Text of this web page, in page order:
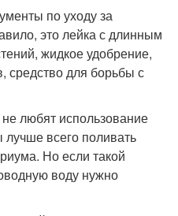
по уходу за
это лейка с длинным
жидкое удобрение,
средство для борьбы с
любят использование
всего поливать
Но если такой
воду нужно